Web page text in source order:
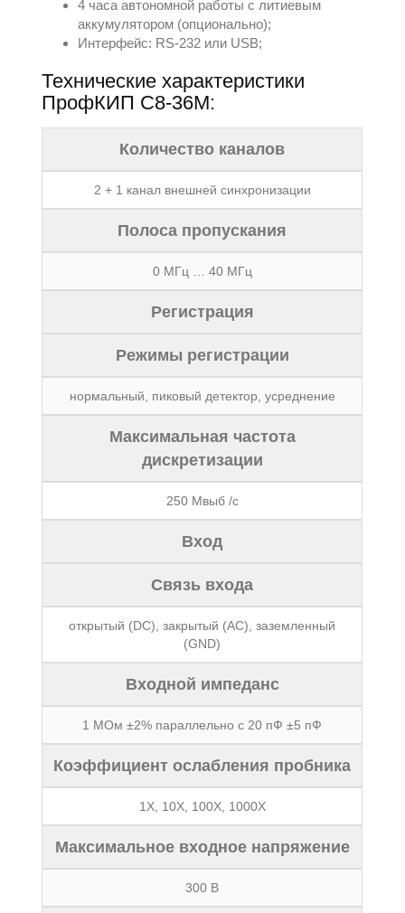
4 часа автономной работы с литиевым
аккумулятором (опционально);
Интерфейс: RS-232 или USB;
Технические характеристики
ПрофКИП С8-36М:
Количество каналов
2 + 1 канал внешней синхронизации
Полоса пропускания
0 МГц … 40 МГц
Регистрация
Режимы регистрации
нормальный, пиковый детектор, усреднение
Максимальная частота
дискретизации
250 Мвыб /с
Вход
Связь входа
открытый (DC), закрытый (AC), заземленный
(GND)
Входной импеданс
1 МОм ±2% параллельно с 20 пФ ±5 пФ
Коэффициент ослабления пробника
1X, 10Х, 100Х, 1000Х
Максимальное входное напряжение
300 В